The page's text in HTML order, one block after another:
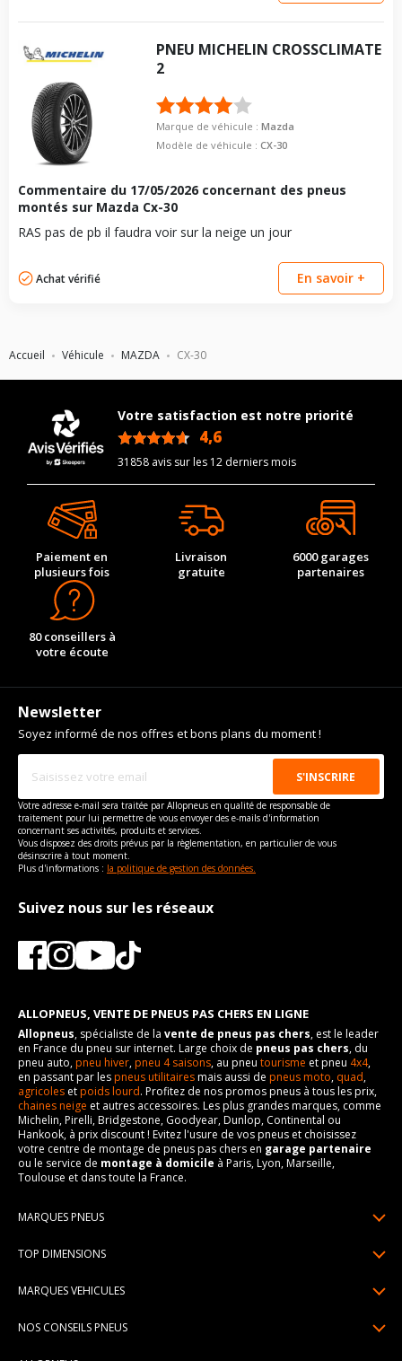
Accueil Véhicule MAZDA CX-30
PNEU MICHELIN CROSSCLIMATE
2
Marque de véhicule :Mazda
Modèle de véhicule :CX-30
Commentaire du 17/05/2026 concernant des pneus
montés sur Mazda Cx-30
RAS pas de pb il faudra voir sur la neige un jour
Achat vérifié En savoir +
Votre satisfaction est notre priorité
4,6
31858 avis sur les 12 derniers mois
Paiement en
plusieurs fois
Livraison
gratuite
6000 garages
partenaires
80 conseillers à
votre écoute
Newsletter
Soyez informé de nos offres et bons plans du moment !
Votre adresse e-mail sera traitée par Allopneus en qualité de responsable de
traitement pour lui permettre de vous envoyer des e-mails d'information
concernant ses activités, produits et services.
Vous disposez des droits prévus par la règlementation, en particulier de vous
désinscrire à tout moment.
Plus d'informations : la politique de gestion des données.
Suivez nous sur les réseaux
ALLOPNEUS, VENTE DE PNEUS PAS CHERS EN LIGNE
Allopneus, spécialiste de la vente de pneus pas chers, est le leader
en France du pneu sur internet. Large choix de pneus pas chers, du
pneu auto,pneu hiver,pneu 4 saisons, au pneu tourisme et pneu 4x4,
en passant par lespneus utilitairesmais aussi de pneus moto, quad,
agricoles etpoids lourd. Profitez de nos promos pneus à tous les prix,
chaines neige et autres accessoires. Les plus grandes marques, comme
Michelin, Pirelli, Bridgestone, Goodyear, Dunlop, Continental ou
Hankook, à prix discount ! Evitez l'usure de vos pneus et choisissez
votre centre de montage de pneus pas chers en garage partenaire
ou le service de montage à domicile à Paris, Lyon, Marseille,
Toulouse et dans toute la France.
MARQUES PNEUS
Pneus Continental
TOP DIMENSIONS
195/65R15
MARQUES VEHICULES
NOS CONSEILS PNEUS